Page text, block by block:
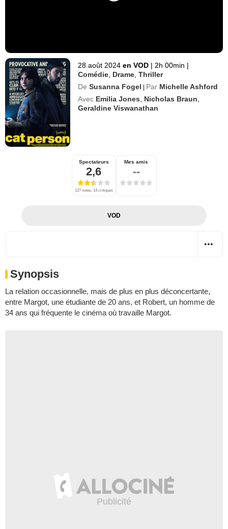
28 août 2024 en VOD | 2h 00min |
Comédie Drame ,Thriller
De Susanna Fogel | Par Michelle Ashford
Avec Emilia Jones Nicholas Braun
Geraldine Viswanathan
Spectateurs
2,6
127 notes, 14 critiques
Mes amis
--
VOD
Synopsis
La relation occasionnelle, mais de plus en plus déconcertante,
entre Margot, une étudiante de 20 ans, et Robert, un homme de
34 ans qui fréquente le cinéma où travaille Margot.